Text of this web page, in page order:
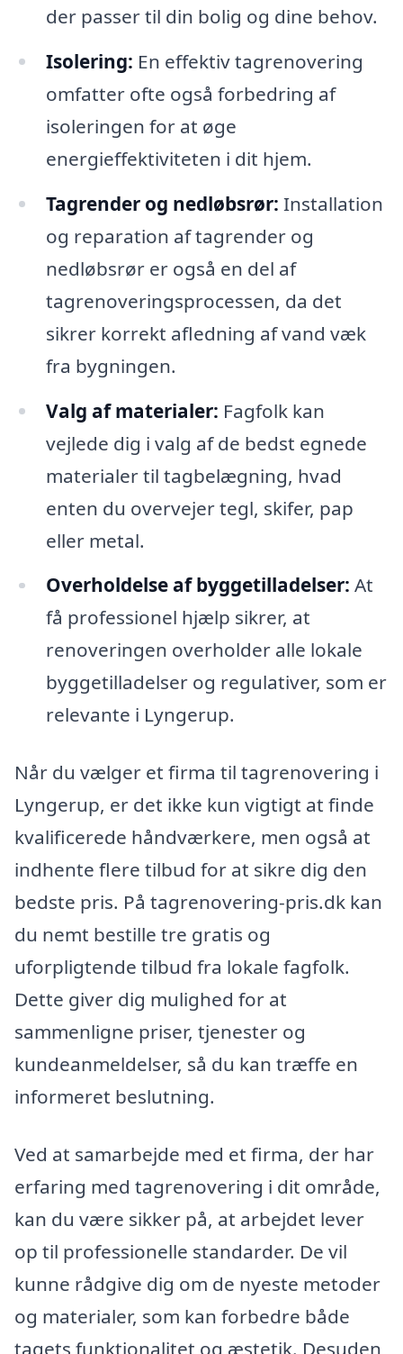
der passer til din bolig og dine behov.
Isolering: En effektiv tagrenovering
omfatter ofte også forbedring af
isoleringen for at øge
energieffektiviteten i dit hjem.
Tagrender og nedløbsrør: Installation
og reparation af tagrender og
nedløbsrør er også en del af
tagrenoveringsprocessen, da det
sikrer korrekt afledning af vand væk
fra bygningen.
Valg af materialer: Fagfolk kan
vejlede dig i valg af de bedst egnede
materialer til tagbelægning, hvad
enten du overvejer tegl, skifer, pap
eller metal.
Overholdelse af byggetilladelser: At
få professionel hjælp sikrer, at
renoveringen overholder alle lokale
byggetilladelser og regulativer, som er
relevante i Lyngerup.
Når du vælger et firma til tagrenovering i
Lyngerup, er det ikke kun vigtigt at finde
kvalificerede håndværkere, men også at
indhente flere tilbud for at sikre dig den
bedste pris. På tagrenovering-pris.dk kan
du nemt bestille tre gratis og
uforpligtende tilbud fra lokale fagfolk.
Dette giver dig mulighed for at
sammenligne priser, tjenester og
kundeanmeldelser, så du kan træffe en
informeret beslutning.
Ved at samarbejde med et firma, der har
erfaring med tagrenovering i dit område,
kan du være sikker på, at arbejdet lever
op til professionelle standarder. De vil
kunne rådgive dig om de nyeste metoder
og materialer, som kan forbedre både
tagets funktionalitet og æstetik. Desuden